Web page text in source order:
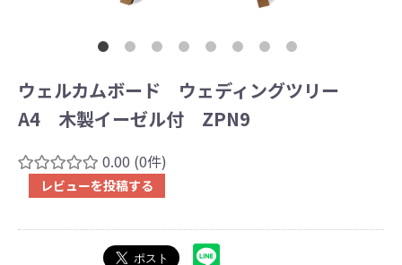
ウェルカムボード ウェディングツリー
A4 木製イーゼル付 ZPN9
0.00 (0件)
レビューを投稿する